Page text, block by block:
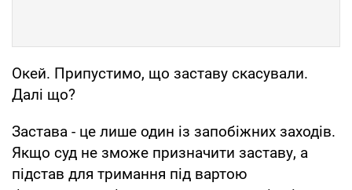
Окей. Припустимо, що заставу скасували.
Далі що?
Застава - це лише один із запобіжних заходів.
Якщо суд не зможе призначити заставу, а
підстав для тримання під вартою